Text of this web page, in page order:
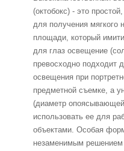
(октобокс) - это
для получения мягкого
площади, который
для глаз освещение
превосходно подходит
освещения при
предметной съемке, а
(диаметр
использовать ее для
объектами. Особая
незаменимым